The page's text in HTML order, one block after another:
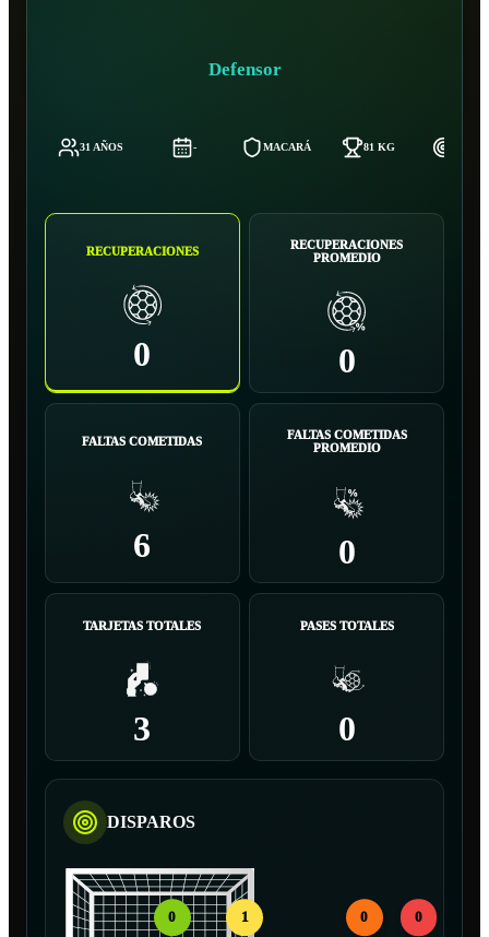
Defensor
31 AÑOS - MACARÁ 81 KG
RECUPERACIONES
0
RECUPERACIONES
PROMEDIO
0
FALTAS COMETIDAS
6
FALTAS COMETIDAS
PROMEDIO
0
TARJETAS TOTALES
3
PASES TOTALES
0
DISPAROS
0 1 0 0